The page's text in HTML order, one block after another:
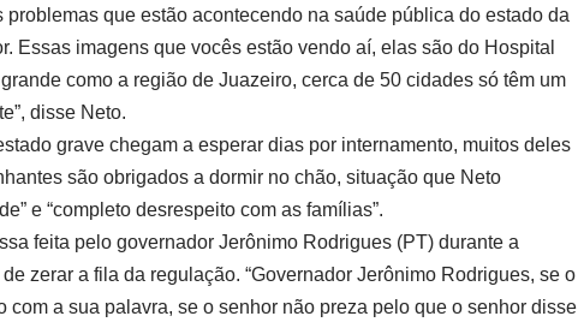
que estão acontecendo na saúde pública do estado da
Essas imagens que vocês estão vendo aí, elas são do Hospital
como a região de Juazeiro, cerca de 50 cidades só têm um
disse Neto.
grave chegam a esperar dias por internamento, muitos deles
são obrigados a dormir no chão, situação que Neto
e “completo desrespeito com as famílias”.
feita pelo governador Jerônimo Rodrigues (PT) durante a
zerar a fila da regulação. “Governador Jerônimo Rodrigues, se o
com a sua palavra, se o senhor não preza pelo que o senhor disse